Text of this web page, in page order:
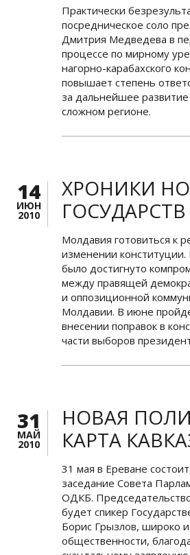
Практически
посредническое соло
Дмитрия Медведева в
процессе по мирному
нагорно-карабахского
повышает степень
за дальнейшее
сложном регионе.
14
ИЮН
2010
ХРОНИКИ
ГОСУДАРСТВ
Молдавия готовиться к
изменении
было достигнуто
между правящей
и оппозиционной
Молдавии. В июне
внесении поправок в
части выборов
31
МАЙ
2010
НОВАЯ
КАРТА
31 мая в Ереване
заседание Совета
ОДКБ.
будет спикер
Борис Грызлов, широко
общественности,